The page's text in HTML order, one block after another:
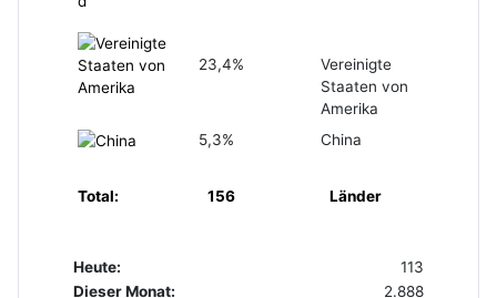
23,4%
Vereinigte
Staaten von
Amerika
5,3%
China
Total: 156 Länder
Heute:
113
Dieser Monat:
2.888